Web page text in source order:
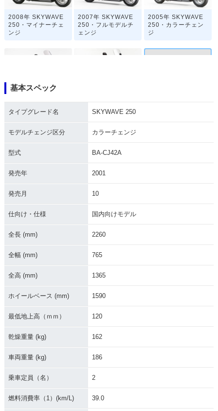
2008年 SKYWAVE
250・マイナーチェ
ンジ
2007年 SKYWAVE
250・フルモデルチ
ェンジ
2005年 SKYWAVE
250・カラーチェン
ジ
250・マイナーチェ
250・フルモデルチ
2000年 SKYWAVE
ル・特別・限定仕様
2000年 SKYWAVE
250 TypeⅡ・新登場
250 TypeⅠ・新登場
基本スペック
タイプグレード名 SKYWAVE 250
モデルチェンジ区分 カラーチェンジ
型式 BA-CJ42A
発売年 2001
発売月 10
仕向け・仕様 国内向けモデル
全長 (mm) 2260
全幅 (mm) 765
全高 (mm) 1365
ホイールベース (mm) 1590
最低地上高（ｍｍ） 120
乾燥重量 (kg) 162
車両重量 (kg) 186
乗車定員（名） 2
燃料消費率（1）(km/L) 39.0